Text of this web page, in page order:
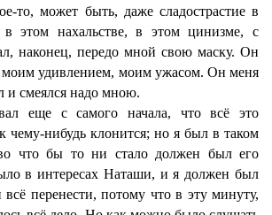
то, может быть, даже сладострастие в
этом нахальстве, в этом цинизме, с
наконец, передо мной свою маску. Он
моим удивлением, моим ужасом. Он меня
и смеялся надо мною.
еще с самого начала, что всё это
чему-нибудь клонится; но я был в таком
что бы то ни стало должен был его
в интересах Наташи, и я должен был
перенести, потому что в эту минуту,